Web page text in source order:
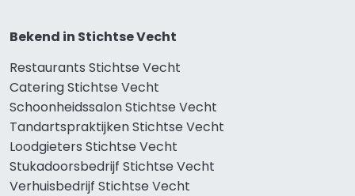
Bekend in Stichtse Vecht
Restaurants Stichtse Vecht
Catering Stichtse Vecht
Schoonheidssalon Stichtse Vecht
Tandartspraktijken Stichtse Vecht
Loodgieters Stichtse Vecht
Stukadoorsbedrijf Stichtse Vecht
Verhuisbedrijf Stichtse Vecht